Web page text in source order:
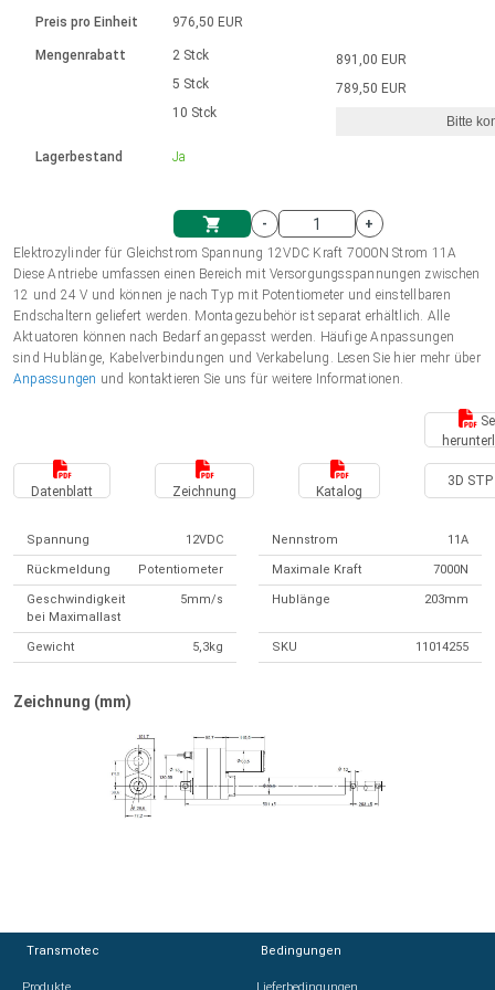
Einheitssystem
Einkaufswagen
Hubmagnete
230 - 50 Hz | 110 - 60 Hz
Drehzahlregelung für die AIS-Serie
Bürstenlose Gleichstrommotoren
mit Planetengetriebe und internem
Ø 28-42| 1-1400 rpm | <= 290Ncm
Bürstenlose DC Motor Controller
Gleichstrommotoren mit
Schneckengetriebe und Bürsten
Ø43-124mm | 31-425rpm | ≤ 41Nm
Treiber für Gleichstrommotoren mit
Synchron-Asynchron | für 1-4 Elektrozylinder
Synchron-Asynchron | für 1-4 Elektrozylinder
Français (EUR)
Polski (EUR)
Norsk (NOK)
Suomi (EUR)
Preis pro Einheit
Mengenrabatt
Lagerbestand
976,50 EUR
2 Stck
5 Stck
10 Stck
Ja
891,00 EUR
789,50 EUR
Bitte
-
+
Elektrozylinder für Gleichstrom Spannung 12VDC Kraft 7000N Strom 11A
Diese Antriebe umfassen einen Bereich mit Versorgungsspannungen zwischen
12 und 24 V und können je nach Typ mit Potentiometer und einstellbaren
Endschaltern geliefert werden. Montagezubehör ist separat erhältlich. Alle
Aktuatoren können nach Bedarf angepasst werden. Häufige Anpassungen
sind Hublänge, Kabelverbindungen und Verkabelung. Lesen Sie hier mehr über
Anpassungen und kontaktieren Sie uns für weitere Informationen.
Datenblatt Zeichnung Katalog
3D STP
Spannung 12VDC Nennstrom 11A
Rückmeldung Potentiometer Maximale Kraft 7000N
Geschwindigkeit
bei Maximallast
5mm/s Hublänge 203mm
Gewicht 5,3kg SKU 11014255
Zeichnung (mm)
Transmotec Bedingungen
Transmotec Bedingungen